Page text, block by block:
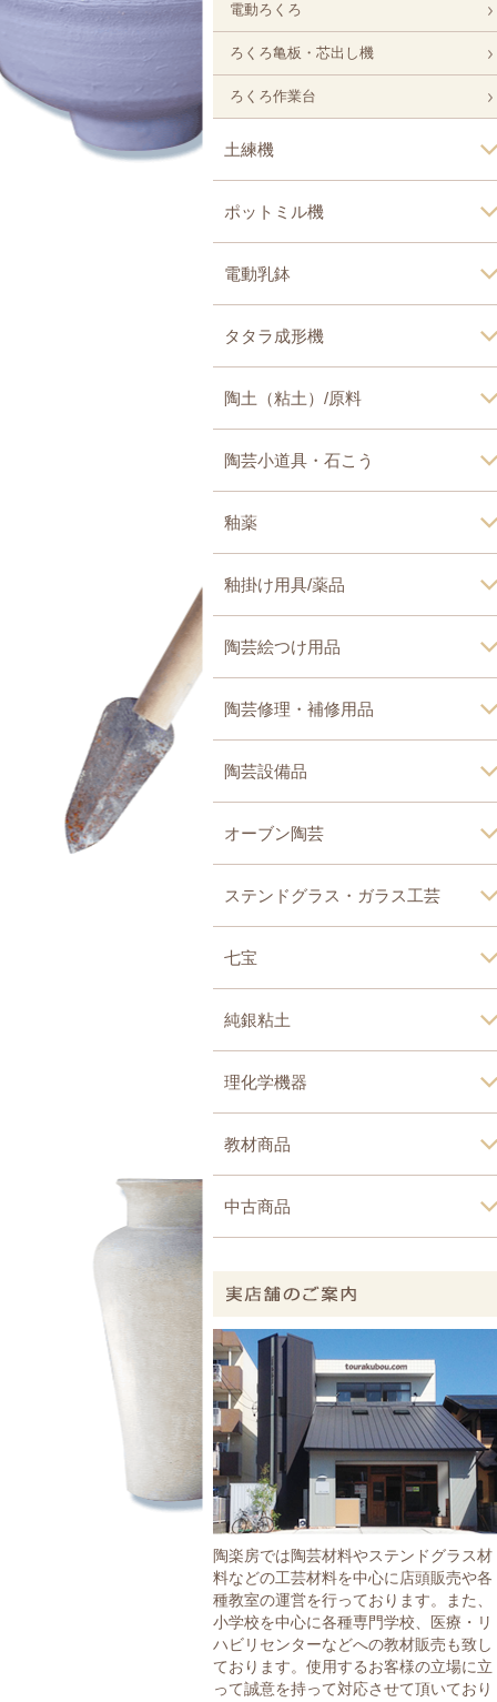
電動ろくろ
ろくろ亀板・芯出し機
ろくろ作業台
土練機
ポットミル機
電動乳鉢
タタラ成形機
陶土（粘土）/原料
陶芸小道具・石こう
釉薬
釉掛け用具/薬品
陶芸絵つけ用品
陶芸修理・補修用品
陶芸設備品
オーブン陶芸
ステンドグラス・ガラス工芸
七宝
純銀粘土
理化学機器
教材商品
中古商品
陶楽房では陶芸材料やステンドグラス材
料などの工芸材料を中心に店頭販売や各
種教室の運営を行っております。また、
小学校を中心に各種専門学校、医療・リ
ハビリセンターなどへの教材販売も致し
ております。使用するお客様の立場に立
って誠意を持って対応させて頂いており